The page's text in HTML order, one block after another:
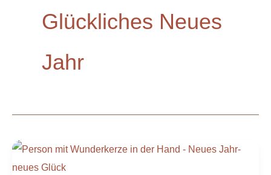
Glückliches Neues
Jahr
Immer
wieder